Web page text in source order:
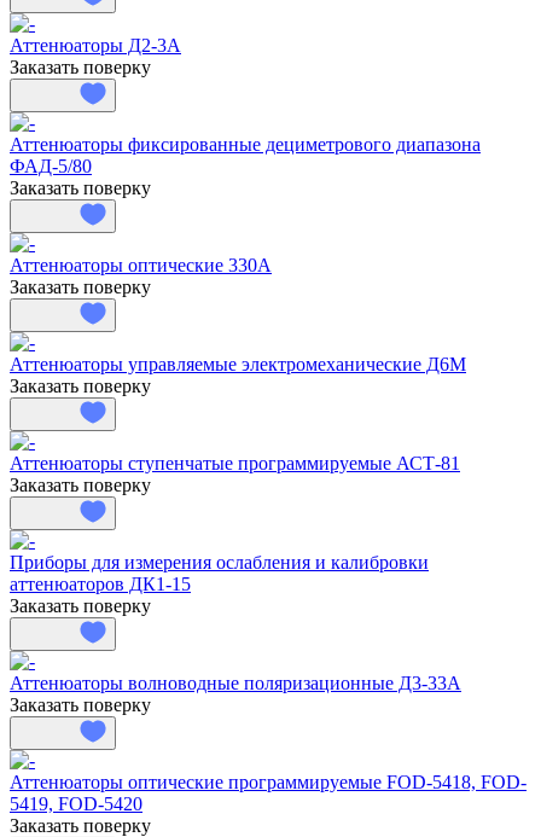
Аттенюаторы Д2-3А
Заказать поверку
Аттенюаторы фиксированные дециметрового диапазона
ФАД-5/80
Заказать поверку
Аттенюаторы оптические 330А
Заказать поверку
Аттенюаторы управляемые электромеханические Д6М
Заказать поверку
Аттенюаторы ступенчатые программируемые АСТ-81
Заказать поверку
Приборы для измерения ослабления и калибровки
аттенюаторов ДК1-15
Заказать поверку
Аттенюаторы волноводные поляризационные Д3-33А
Заказать поверку
Аттенюаторы оптические программируемые FOD-5418, FOD-
5419, FOD-5420
Заказать поверку